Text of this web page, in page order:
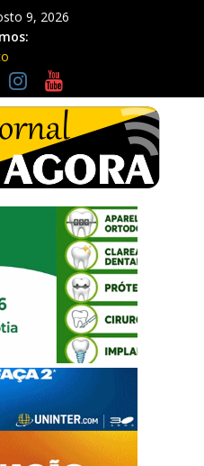
9, 2026
maus-tratos são presos em
livre e educação ambiental
em vários celulares antigos em